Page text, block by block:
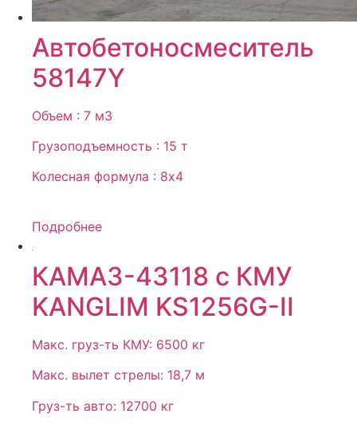
Автобетоносмеситель
58147Y
Объем : 7 м3
Грузоподъемность : 15 т
Колесная формула : 8х4
Подробнее
КАМАЗ-43118 с КМУ
KANGLIM KS1256G-II
Макс. груз-ть КМУ: 6500 кг
Макс. вылет стрелы: 18,7 м
Груз-ть авто: 12700 кг